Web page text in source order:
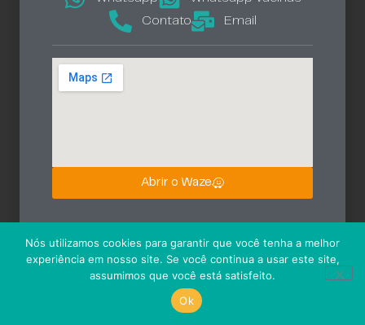
Nós utilizamos cookies para garantir que você tenha a melhor
experiência em nosso site. Se você continua a usar este site,
assumimos que você está satisfeito.
Ok
Contato
Email
Abrir o Waze